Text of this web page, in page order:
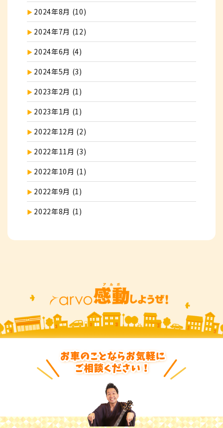
2024年8月 (10)
2024年7月 (12)
2024年6月 (4)
2024年5月 (3)
2023年2月 (1)
2023年1月 (1)
2022年12月 (2)
2022年11月 (3)
2022年10月 (1)
2022年9月 (1)
2022年8月 (1)